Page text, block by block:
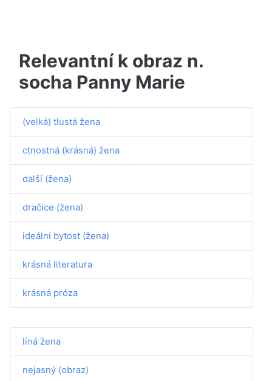
Relevantní k obraz n.
socha Panny Marie
(velká) tlustá žena
ctnostná (krásná) žena
další (žena)
dračice (žena)
ideální bytost (žena)
krásná literatura
krásná próza
líná žena
nejasný (obraz)